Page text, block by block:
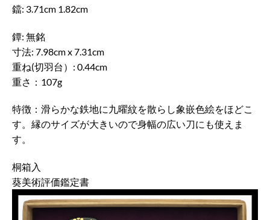
鐺: 3.71cm 1.82cm
鐔: 無銘
寸法: 7.98cm x 7.31cm
重ね(切羽台）: 0.44cm
重さ：107g
特徴：滑らかな鉄地に九曜紋を散らし象嵌色絵をほどこ
す。縁のサイズが大きいので身幅の広い刀にも使えま
す。
桐箱入
葵美術評価鑑定書